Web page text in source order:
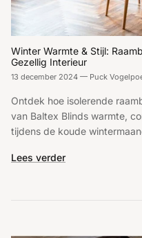
Winter Warmte & Stijl:
Gezellig Interieur
13 december 2024 — Puck
Ontdek hoe isolerende
van Baltex Blinds warmte,
tijdens de koude
Lees verder